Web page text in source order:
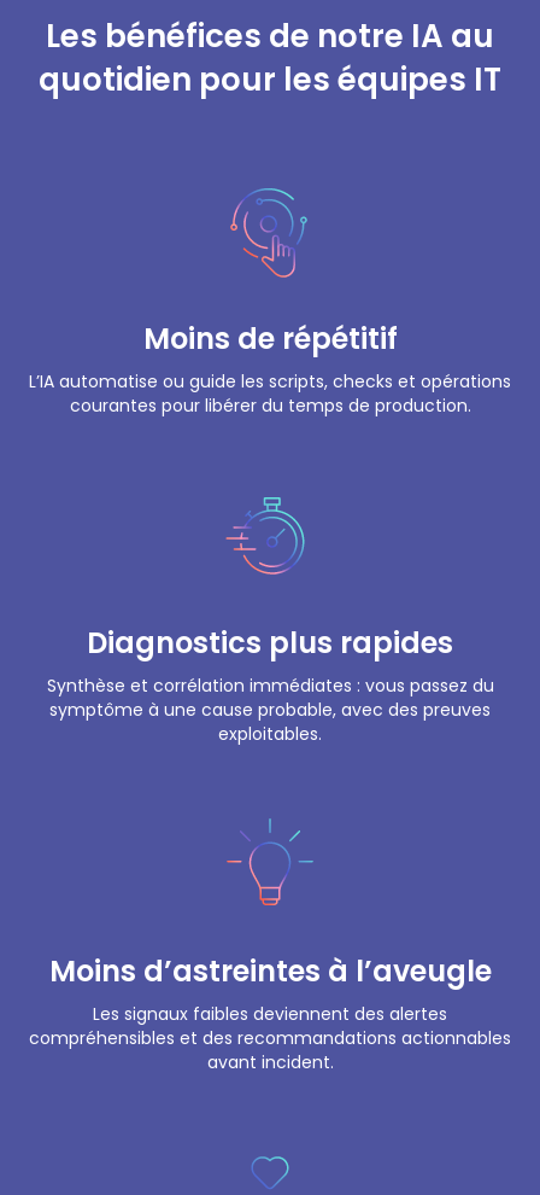
Les bénéfices de notre IA au
quotidien pour les équipes IT
Moins de répétitif
L’IA automatise ou guide les scripts, checks et opérations
courantes pour libérer du temps de production.
Diagnostics plus rapides
Synthèse et corrélation immédiates : vous passez du
symptôme à une cause probable, avec des preuves
exploitables.
Moins d’astreintes à l’aveugle
Les signaux faibles deviennent des alertes
compréhensibles et des recommandations actionnables
avant incident.